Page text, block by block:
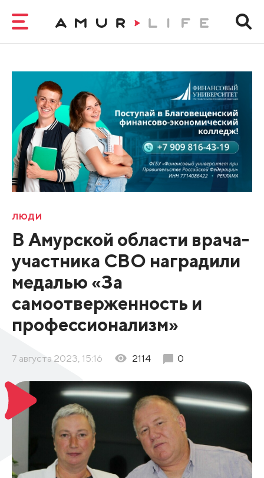
ЛЮДИ
В Амурской области врача-
участника СВО наградили
медалью «За
самоотверженность и
профессионализм»
7 августа 2023, 15:16 2114 0